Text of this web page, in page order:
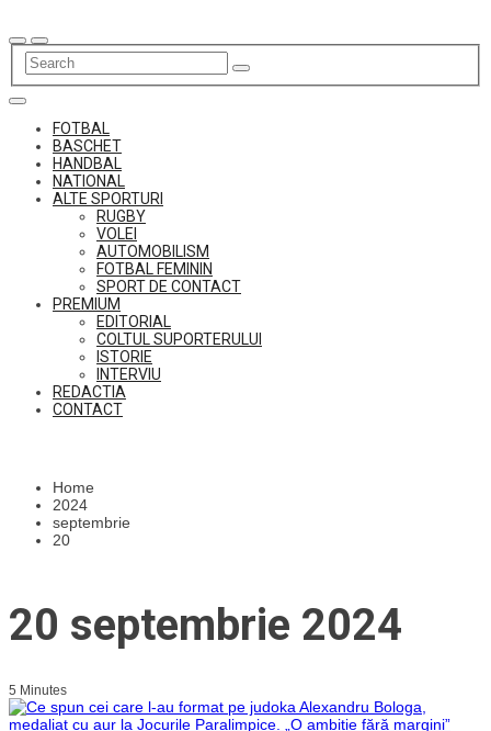
to
content
FOTBAL
BASCHET
HANDBAL
NATIONAL
ALTE SPORTURI
RUGBY
VOLEI
AUTOMOBILISM
FOTBAL FEMININ
SPORT DE CONTACT
PREMIUM
EDITORIAL
COLTUL SUPORTERULUI
ISTORIE
INTERVIU
REDACTIA
CONTACT
Home
2024
septembrie
20
20 septembrie 2024
5 Minutes